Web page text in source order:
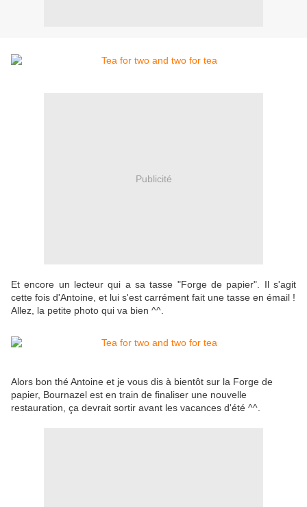
Publicité
Et encore un lecteur qui a sa tasse "Forge de papier". Il s'agit
cette fois d'Antoine, et lui s'est carrément fait une tasse en émail !
Allez, la petite photo qui va bien ^^.
Alors bon thé Antoine et je vous dis à bientôt sur la Forge de
papier, Bournazel est en train de finaliser une nouvelle
restauration, ça devrait sortir avant les vacances d'été ^^.